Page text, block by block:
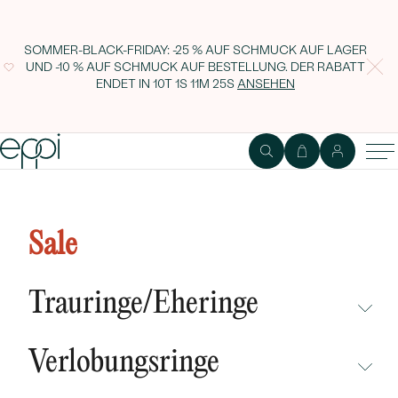
SOMMER-BLACK-FRIDAY: -25 % AUF SCHMUCK AUF LAGER
UND -10 % AUF SCHMUCK AUF BESTELLUNG. DER RABATT
ENDET IN10T 1S 11M 24S ANSEHEN
Sale
Trauringe/Eheringe
NEUHEITEN
Verlobungsringe
Champagner Diamanten Chryssa